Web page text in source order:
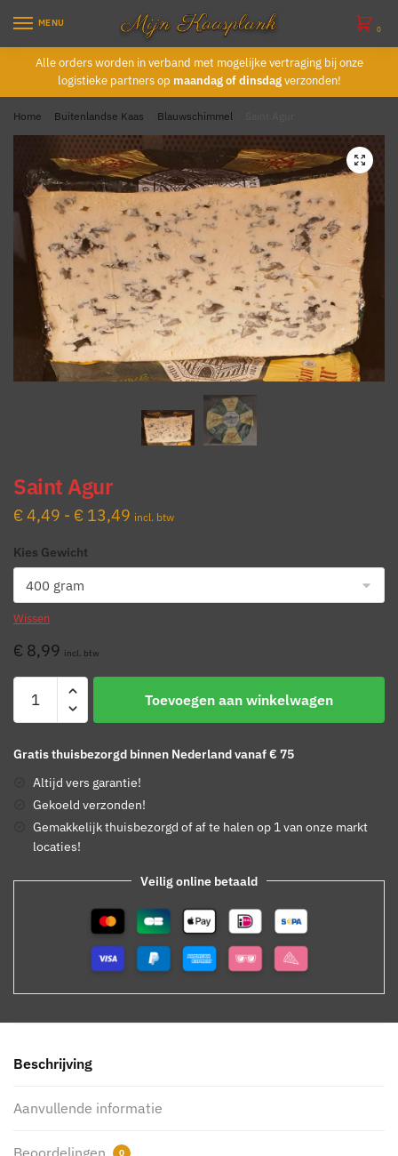
navigation
content
MENU
0
Alle orders worden in verband met mogelijke vertraging bij onze
logistieke partners op maandag of dinsdagverzonden!
Home Buitenlandse Kaas Blauwschimmel
Saint Agur
€4,49 - € 13,49 Prijsklasse:
tot
incl. btw
Kies Gewicht
Wissen
€ 8,99 incl. btw
Agur
aantal
Toevoegen aan winkelwagen
Gratis thuisbezorgd binnen Nederland vanaf € 75
Altijd vers garantie!
Gekoeld verzonden!
Gemakkelijk thuisbezorgd of af te halen op 1 van onze markt
locaties!
Veilig online betaald
Beschrijving
Aanvullende informatie
0